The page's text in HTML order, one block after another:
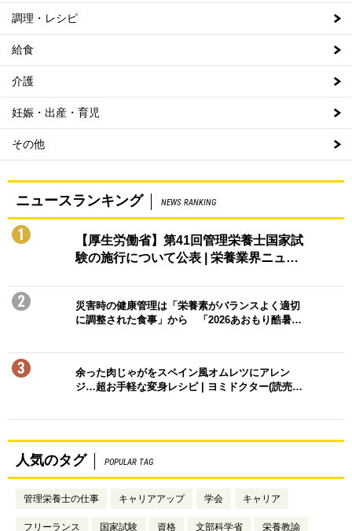
調理・レシピ
給食
介護
妊娠・出産・育児
その他
ニュースランキング NEWS RANKING
1
【厚生労働省】第41回管理栄養士国家試
験の施行について公表 | 栄養業界ニュ…
2
災害時の健康管理は「栄養素がバランスよく適切
に調整された食事」から 「2026あおもり酷暑…
3
余った肉じゃがをスペイン風オムレツにアレン
ジ…超お手軽な変身レシピ | ヨミドクター(読売…
人気のタグ POPULAR TAG
管理栄養士の仕事 キャリアアップ 学会 キャリア
フリーランス 国家試験 資格 文部科学省 栄養教諭